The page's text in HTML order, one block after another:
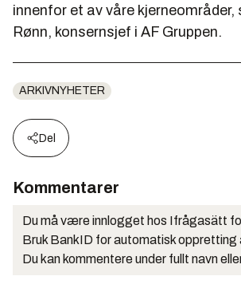
innenfor et av våre kjerneområder,
Rønn, konsernsjef i AF Gruppen.
ARKIVNYHETER
Del
Kommentarer
Du må være innlogget hos Ifrågasätt
Bruk BankID for automatisk oppretting
Du kan kommentere under fullt navn